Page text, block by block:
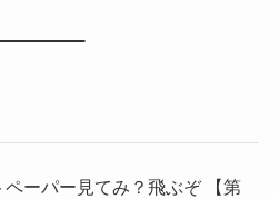
ペーパー見てみ？飛ぶぞ 【第